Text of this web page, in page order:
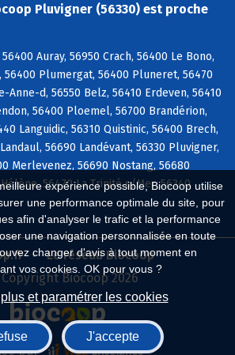
expérience possible, Biocoop utilise
une performance optimale du site, pour
afin d'analyser le trafic et la performance
une navigation personnalisée en toute
changer d'avis à tout moment en
vos cookies. OK pour vous ?
et paramétrer les cookies
J'accepte
Pluvigner (56330) est proche
Auray, 56950 Crach, 56400 Le Bono,
Plumergat, 56400 Pluneret, 56470
Anne-d, 56550 Belz, 56410 Erdeven, 56410
56400 Ploemel, 56700 Brandérion,
Languidic, 56310 Quistinic, 56400 Brech,
56690 Landévant, 56330 Pluvigner,
Merlevenez, 56690 Nostang, 56680
56470 La Trinité s/Mer, 56340
Le réseau Biocoop
Copyright Biocoop 2026
par